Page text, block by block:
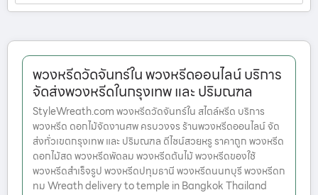
พวงหรีดวัดจันทร์ใน พวงหรีดออนไลน์ บริการ
จัดส่งพวงหรีดในกรุงเทพ และ ปริมณฑล
StyleWreath.com พวงหรีดวัดจันทร์ใน สไตล์หรีด บริการ
พวงหรีด ดอกไม้จัดงานศพ ครบวงจร ร้านพวงหรีดออนไลน์ จัด
ส่งทั่วเขตกรุงเทพ และ ปริมณฑล ดีไซน์สวยหรู ราคาถูก พวงหรีด
ดอกไม้สด พวงหรีดพัดลม พวงหรีดต้นไม้ พวงหรีดของใช้
พวงหรีดสำเร็จรูป พวงหรีดปทุมธานี พวงหรีดนนทบุรี พวงหรีดก
ทม Wreath delivery to temple in Bangkok Thailand